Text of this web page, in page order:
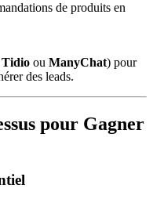
de produits en
Tidio ou ManyChat) pour
des leads.
pour Gagner